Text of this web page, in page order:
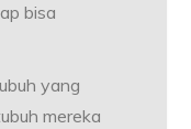
bisa
yang
mereka